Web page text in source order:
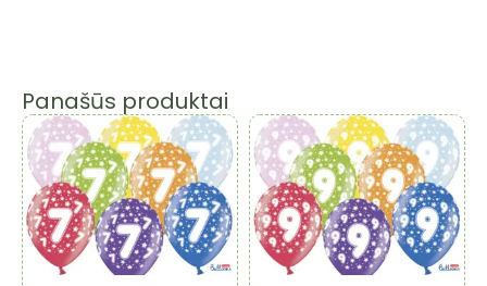
Panašūs produktai